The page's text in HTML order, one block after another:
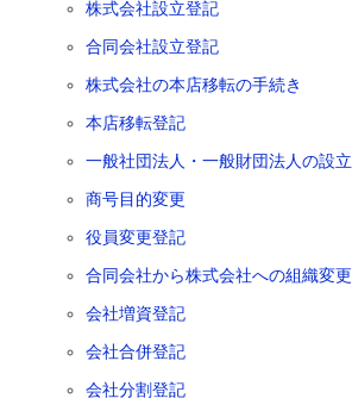
株式会社設立登記
合同会社設立登記
株式会社の本店移転の手続き
本店移転登記
一般社団法人・一般財団法人の設立
商号目的変更
役員変更登記
合同会社から株式会社への組織変更
会社増資登記
会社合併登記
会社分割登記